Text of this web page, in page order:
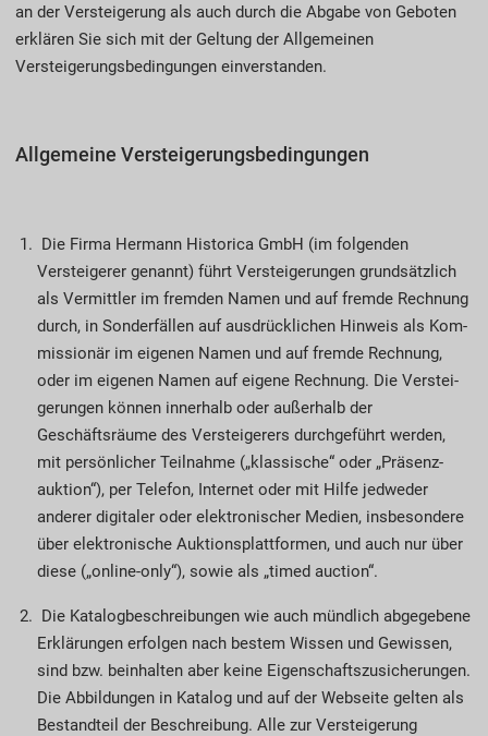
an der Versteigerung als auch durch die Abgabe von Geboten
erklären Sie sich mit der Geltung der Allgemeinen
Versteigerungsbedingungen einverstanden.
Allgemeine Versteigerungsbedingungen
Die Firma Hermann Historica GmbH (im fol­gen­den
Versteigerer genannt) führt Verstei­ge­rungen grundsätzlich
als Vermittler im fremden Namen und auf fremde Rechnung
durch, in Sonder­fällen auf ausdrücklichen Hinweis als Kom­
missionär im eigenen Namen und auf fremde Rechnung,
oder im eigenen Namen auf eigene Rechnung. Die Ver­stei­
gerungen können innerhalb oder außerhalb der
Geschäftsräume des Ver­steigerers durchgeführt werden,
mit persönlicher Teilnahme („klassi­sche“ oder „Präsenz­
auktion“), per Telefon, Inter­­net oder mit Hilfe jedweder
anderer digitaler oder elektronischer Medien, insbesondere
über elektronische Auktions­platt­for­men, und auch nur über
diese („online-only“), sowie als „timed auction“.
Die Katalogbeschreibungen wie auch mündlich abgegebene
Erklärungen erfolgen nach bestem Wissen und Gewissen,
sind bzw. beinhalten aber keine Eigenschaftszusicherungen.
Die Abbildungen in Katalog und auf der Webseite gelten als
Bestandteil der Beschreibung. Alle zur Ver­stei­gerung